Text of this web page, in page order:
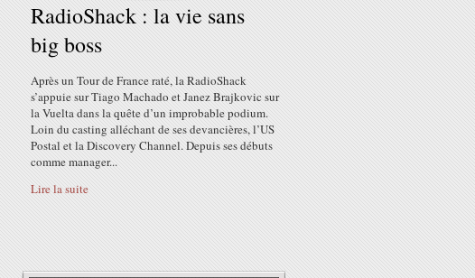
RadioShack : la vie sans
big boss
Après un Tour de France raté, la RadioShack
s’appuie sur Tiago Machado et Janez Brajkovic sur
la Vuelta dans la quête d’un improbable podium.
Loin du casting alléchant de ses devancières, l’US
Postal et la Discovery Channel. Depuis ses débuts
comme manager...
Lire la suite